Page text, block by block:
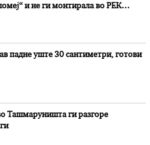
и не ги монтирала во РЕК
падне уште 30 сантиметри, готови
Ташмаруништa ги разгоре